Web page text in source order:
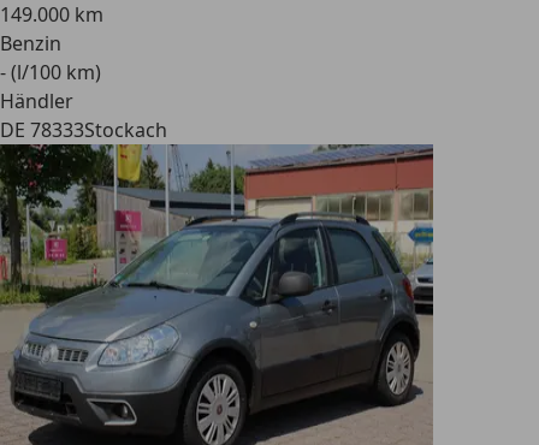
149.000 km
Benzin
- (l/100 km)
Händler
DE 78333Stockach